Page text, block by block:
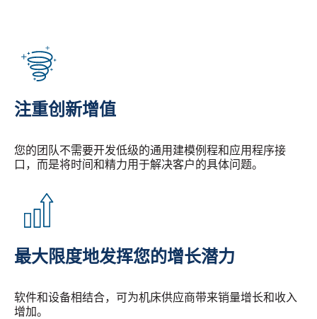
注重创新增值
您的团队不需要开发低级的通用建模例程和应用程序接
口，而是将时间和精力用于解决客户的具体问题。
最大限度地发挥您的增长潜力
软件和设备相结合，可为机床供应商带来销量增长和收入
增加。